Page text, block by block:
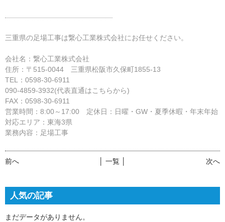
三重県の足場工事は繋心工業株式会社にお任せください。
会社名：繋心工業株式会社
住所：〒515-0044 三重県松阪市久保町1855-13
TEL：0598-30-6911
090-4859-3932(代表直通はこちらから)
FAX：0598-30-6911
営業時間：8:00～17:00 定休日：日曜・GW・夏季休暇・年末年始
対応エリア：東海3県
業務内容：足場工事
前へ 次へ
│ 一覧 │
人気の記事
まだデータがありません。